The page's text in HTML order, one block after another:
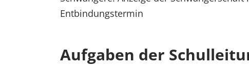
Entbindungstermin
Aufgaben der